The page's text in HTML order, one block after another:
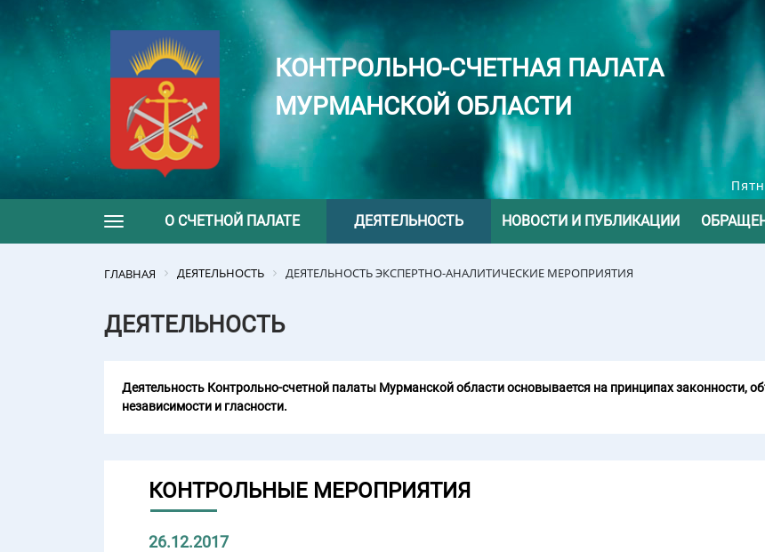
КОНТРОЛЬНО-СЧЕТНАЯ ПАЛАТА
МУРМАНСКОЙ ОБЛАСТИ
Toggle navigation
О СЧЕТНОЙ ПАЛАТЕ ДЕЯТЕЛЬНОСТЬ НОВОСТИ И ПУБЛИКАЦИИ
ГЛАВНАЯ ДЕЯТЕЛЬНОСТЬ ДЕЯТЕЛЬНОСТЬ ЭКСПЕРТНО-АНАЛИТИЧЕСКИЕ МЕРОПРИЯТИЯ
ДЕЯТЕЛЬНОСТЬ
Деятельность Контрольно-счетной палаты Мурманской области основывается на принципах законности,
независимости и гласности.
КОНТРОЛЬНЫЕ МЕРОПРИЯТИЯ
26.12.2017